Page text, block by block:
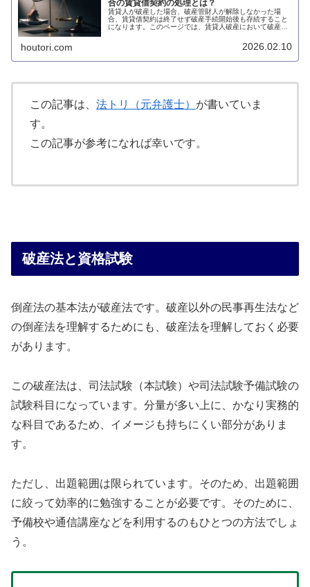
合の賃貸借契約の処理とは？
賃貸人が破産した場合、破産管財人が解除しなかった場
合、賃貸借契約は終了せず破産手続開始後も存続すること
になります。このページでは、賃貸人破産において破産管
houtori.com 2026.02.10
この記事は、 法トリ（元弁護士） が書いていま
す。
この記事が参考になれば幸いです。
破産法と資格試験
倒産法の基本法が破産法です。破産以外の民事再生法など
の倒産法を理解するためにも、破産法を理解しておく必要
があります。
この破産法は、司法試験（本試験）や司法試験予備試験の
試験科目になっています。分量が多い上に、かなり実務的
な科目であるため、イメージも持ちにくい部分がありま
す。
ただし、出題範囲は限られています。そのため、出題範囲
に絞って効率的に勉強することが必要です。そのために、
予備校や通信講座などを利用するのもひとつの方法でしょ
う。